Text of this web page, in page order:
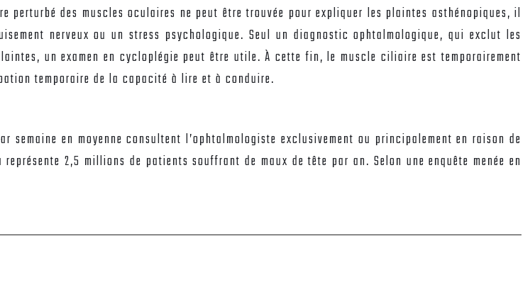
des muscles oculaires ne peut être trouvée pour expliquer les plaintes asthénopiques, il
nerveux ou un stress psychologique. Seul un diagnostic ophtalmologique, qui exclut les
un examen en cycloplégie peut être utile. À cette fin, le muscle ciliaire est temporairement
temporaire de la capacité à lire et à conduire.
semaine en moyenne consultent l’ophtalmologiste exclusivement ou principalement en raison de
2,5 millions de patients souffrant de maux de tête par an. Selon une enquête menée en